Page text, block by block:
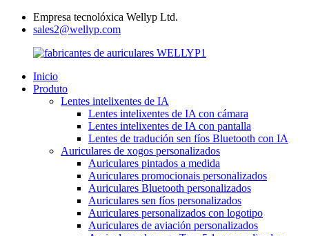
Empresa tecnolóxica Wellyp Ltd.
sales2@wellyp.com
Inicio
Produto
Lentes intelixentes de IA
Lentes intelixentes de IA con cámara
Lentes intelixentes de IA con pantalla
Lentes de tradución sen fíos Bluetooth con IA
Auriculares de xogos personalizados
Auriculares pintados a medida
Auriculares promocionais personalizados
Auriculares Bluetooth personalizados
Auriculares sen fíos personalizados
Auriculares personalizados con logotipo
Auriculares de aviación personalizados